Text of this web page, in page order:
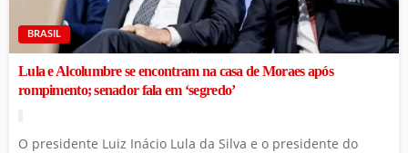
BRASIL
Lula e Alcolumbre se encontram na casa de Moraes após
rompimento; senador fala em ‘segredo’
O presidente Luiz Inácio Lula da Silva e o presidente do